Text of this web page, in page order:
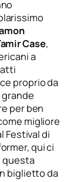
Case,
a
proprio da
grande
per ben
migliore
Festival di
qui ci
questa
biglietto da